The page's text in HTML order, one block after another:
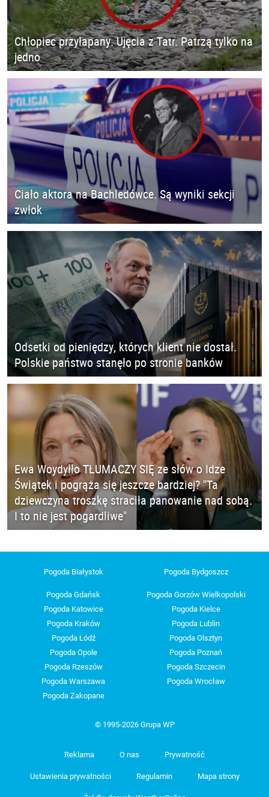
Chłopiec przyłapany. Ujęcia z Tatr. Patrzą tylko na
jedno
Ciało aktora na Bachledówce. Są wyniki sekcji
zwłok
Odsetki od pieniędzy, których klient nie dostał.
Polskie państwo stanęło po stronie banków
Ewa Woydyłło TŁUMACZY SIĘ ze słów o Idze
Świątek i pogrąża się jeszcze bardziej? "Ta
dziewczyna troszkę straciła panowanie nad sobą.
I to nie jest pogardliwe"
Pogoda Białystok Pogoda Bydgoszcz
Pogoda Gdańsk
Pogoda Gorzów Wielkopolski
Pogoda Katowice
Pogoda Kielce
Pogoda Kraków
Pogoda Lublin
Pogoda Łódź
Pogoda Olsztyn
Pogoda Opole
Pogoda Poznań
Pogoda Rzeszów
Pogoda Szczecin
Pogoda Warszawa
Pogoda Wrocław
Pogoda Zakopane
© 1995-2026 Grupa WP
Reklama O nas Prywatność
Ustawienia prywatności Regulamin Mapa strony